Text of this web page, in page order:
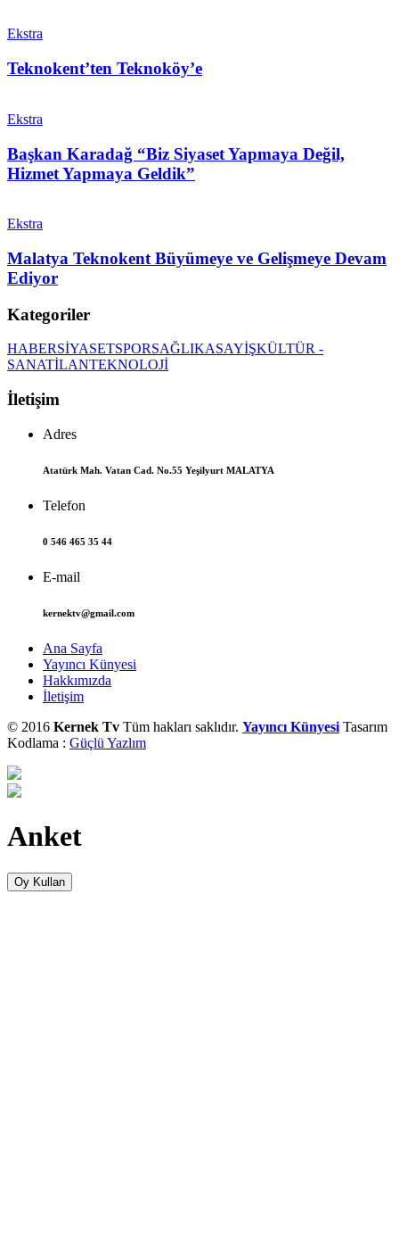
Ekstra
Teknokent’ten Teknoköy’e
Ekstra
Başkan Karadağ “Biz Siyaset Yapmaya Değil,
Hizmet Yapmaya Geldik”
Ekstra
Malatya Teknokent Büyümeye ve Gelişmeye Devam
Ediyor
Kategoriler
HABERSİYASETSPORSAĞLIKASAYİŞKÜLTÜR -
SANATİLANTEKNOLOJİ
İletişim
Adres
Atatürk Mah. Vatan Cad. No.55 Yeşilyurt MALATYA
Telefon
0 546 465 35 44
E-mail
kernektv@gmail.com
Ana Sayfa
Yayıncı Künyesi
Hakkımızda
İletişim
© 2016 Kernek Tv Tüm hakları saklıdır. Yayıncı Künyesi Tasarım
Kodlama : Güçlü Yazlım
Anket